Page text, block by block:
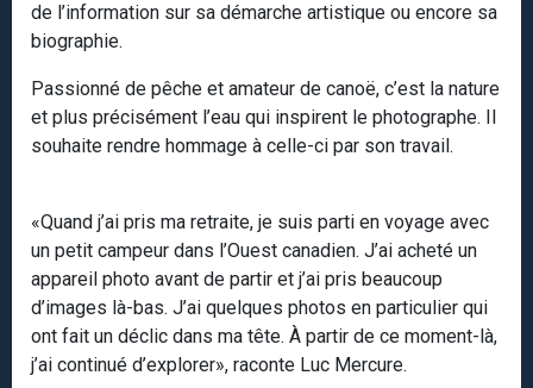
de l’information sur sa démarche artistique ou encore sa
biographie.
Passionné de pêche et amateur de canoë, c’est la nature
et plus précisément l’eau qui inspirent le photographe. Il
souhaite rendre hommage à celle-ci par son travail.
«Quand j’ai pris ma retraite, je suis parti en voyage avec
un petit campeur dans l’Ouest canadien. J’ai acheté un
appareil photo avant de partir et j’ai pris beaucoup
d’images là-bas. J’ai quelques photos en particulier qui
ont fait un déclic dans ma tête. À partir de ce moment-là,
j’ai continué d’explorer», raconte Luc Mercure.